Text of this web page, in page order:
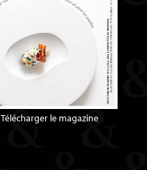
Télécharger le magazine